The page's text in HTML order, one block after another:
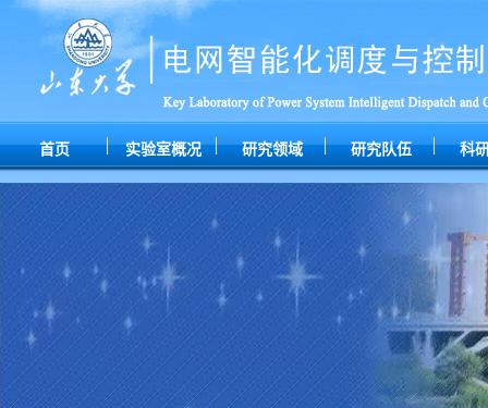
首页 实验室概况 研究领域 研究队伍 科